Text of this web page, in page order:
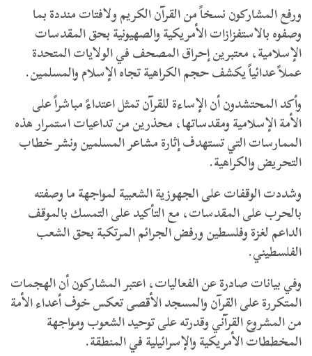
ورفع المشاركون نسخاً من القرآن الكريم ولافتات منددة بما
وصفوه بالاستفزازات الأمريكية والصهيونية بحق المقدسات
الإسلامية، معتبرين إحراق المصحف في الولايات المتحدة
عملاً عدائياً يكشف حجم الكراهية تجاه الإسلام والمسلمين.
وأكد المحتشدون أن الإساءة للقرآن تمثل اعتداءً مباشراً على
الأمة الإسلامية ومقدساتها، محذرين من تداعيات استمرار هذه
الممارسات التي تستهدف إثارة مشاعر المسلمين ونشر خطاب
التحريض والكراهية.
وشددت الوقفات على الجهوزية الشعبية لمواجهة ما وصفته
بالحرب على المقدسات، مع التأكيد على التمسك بالموقف
الداعم لغزة وفلسطين ورفض الجرائم المرتكبة بحق الشعب
الفلسطيني.
وفي بيانات صادرة عن الفعاليات، اعتبر المشاركون أن الهجمات
المتكررة على القرآن والمسجد الأقصى تعكس خوف أعداء الأمة
من المشروع القرآني وقدرته على توحيد الشعوب ومواجهة
المخططات الأمريكية والإسرائيلية في المنطقة.